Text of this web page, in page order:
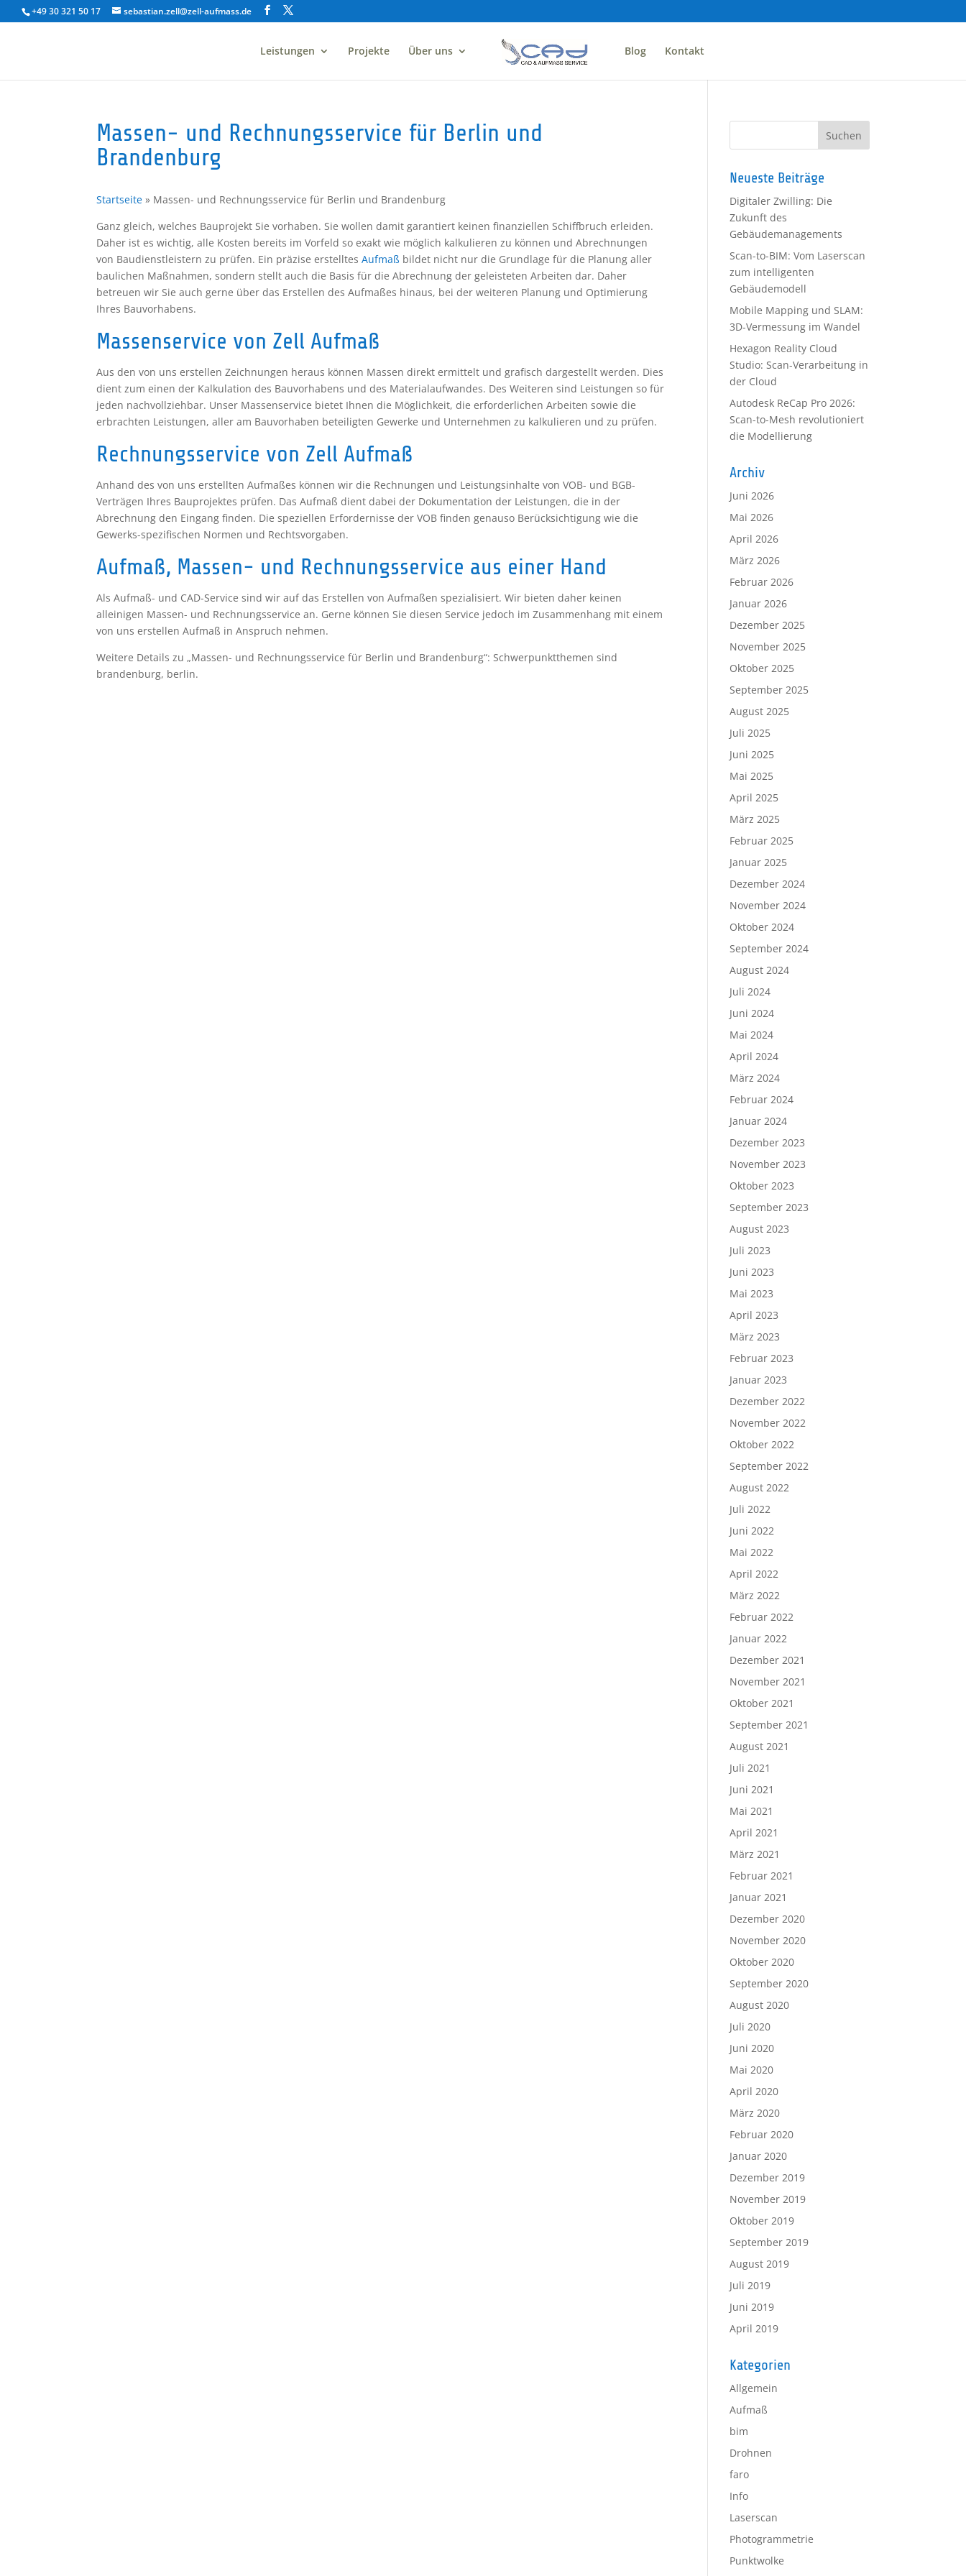
+49 30 321 50 17 sebastian.zell@zell-aufmass.de
Leistungen Projekte Über uns Blog Kontakt
Massen- und Rechnungsservice für Berlin und
Brandenburg
Startseite » Massen- und Rechnungsservice für Berlin und Brandenburg
Ganz gleich, welches Bauprojekt Sie vorhaben. Sie wollen damit garantiert keinen finanziellen Schiffbruch erleiden.
Daher ist es wichtig, alle Kosten bereits im Vorfeld so exakt wie möglich kalkulieren zu können und Abrechnungen
von Baudienstleistern zu prüfen. Ein präzise erstelltesAufmaß bildet nicht nur die Grundlage für die Planung aller
baulichen Maßnahmen, sondern stellt auch die Basis für die Abrechnung der geleisteten Arbeiten dar. Daher
betreuen wir Sie auch gerne über das Erstellen des Aufmaßes hinaus, bei der weiteren Planung und Optimierung
Ihres Bauvorhabens.
Massenservice von Zell Aufmaß
Aus den von uns erstellen Zeichnungen heraus können Massen direkt ermittelt und grafisch dargestellt werden. Dies
dient zum einen der Kalkulation des Bauvorhabens und des Materialaufwandes. Des Weiteren sind Leistungen so für
jeden nachvollziehbar. Unser Massenservice bietet Ihnen die Möglichkeit, die erforderlichen Arbeiten sowie die
erbrachten Leistungen, aller am Bauvorhaben beteiligten Gewerke und Unternehmen zu kalkulieren und zu prüfen.
Rechnungsservice von Zell Aufmaß
Anhand des von uns erstellten Aufmaßes können wir die Rechnungen und Leistungsinhalte von VOB- und BGB-
Verträgen Ihres Bauprojektes prüfen. Das Aufmaß dient dabei der Dokumentation der Leistungen, die in der
Abrechnung den Eingang finden. Die speziellen Erfordernisse der VOB finden genauso Berücksichtigung wie die
Gewerks-spezifischen Normen und Rechtsvorgaben.
Aufmaß, Massen- und Rechnungsservice aus einer Hand
Als Aufmaß- und CAD-Service sind wir auf das Erstellen von Aufmaßen spezialisiert. Wir bieten daher keinen
alleinigen Massen- und Rechnungsservice an. Gerne können Sie diesen Service jedoch im Zusammenhang mit einem
von uns erstellen Aufmaß in Anspruch nehmen.
Weitere Details zu „Massen- und Rechnungsservice für Berlin und Brandenburg“: Schwerpunktthemen sind
brandenburg, berlin.
Neueste Beiträge
Digitaler Zwilling: Die
Zukunft des
Gebäudemanagements
Scan-to-BIM: Vom Laserscan
zum intelligenten
Gebäudemodell
Mobile Mapping und SLAM:
3D-Vermessung im Wandel
Hexagon Reality Cloud
Studio: Scan-Verarbeitung in
der Cloud
Autodesk ReCap Pro 2026:
Scan-to-Mesh revolutioniert
die Modellierung
Archiv
Juni 2026
Mai 2026
April 2026
März 2026
Februar 2026
Januar 2026
Dezember 2025
November 2025
Oktober 2025
September 2025
August 2025
Juli 2025
Juni 2025
Mai 2025
April 2025
März 2025
Februar 2025
Januar 2025
Dezember 2024
November 2024
Oktober 2024
September 2024
August 2024
Juli 2024
Juni 2024
Mai 2024
April 2024
März 2024
Februar 2024
Januar 2024
Dezember 2023
November 2023
Oktober 2023
September 2023
August 2023
Juli 2023
Juni 2023
Mai 2023
April 2023
März 2023
Februar 2023
Januar 2023
Dezember 2022
November 2022
Oktober 2022
September 2022
August 2022
Juli 2022
Juni 2022
Mai 2022
April 2022
März 2022
Februar 2022
Januar 2022
Dezember 2021
November 2021
Oktober 2021
September 2021
August 2021
Juli 2021
Juni 2021
Mai 2021
April 2021
März 2021
Februar 2021
Januar 2021
Dezember 2020
November 2020
Oktober 2020
September 2020
August 2020
Juli 2020
Juni 2020
Mai 2020
April 2020
März 2020
Februar 2020
Januar 2020
Dezember 2019
November 2019
Oktober 2019
September 2019
August 2019
Juli 2019
Juni 2019
April 2019
Kategorien
Allgemein
Aufmaß
bim
Drohnen
faro
Info
Laserscan
Photogrammetrie
Punktwolke